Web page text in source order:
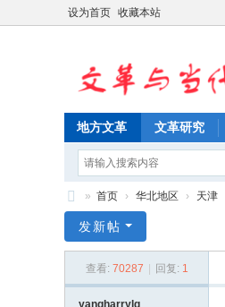
设为首页 收藏本站
地方文革 文革研究
革
» 首页 › 华北地区 › 天津
发新帖
查看: 70287 回复: 1
yangharrylg